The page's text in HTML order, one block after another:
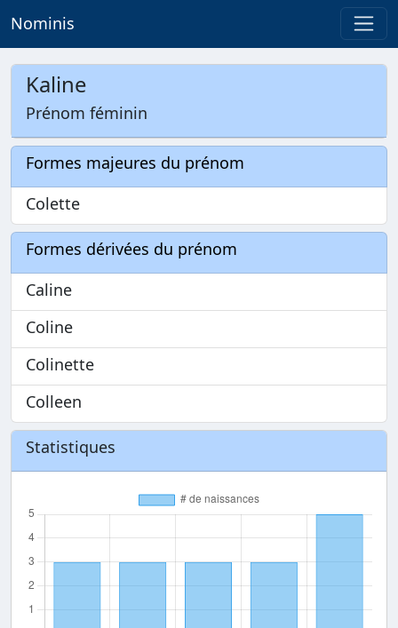
Nominis
Kaline
Prénom féminin
Formes majeures du prénom
Colette
Formes dérivées du prénom
Caline
Coline
Colinette
Colleen
Statistiques